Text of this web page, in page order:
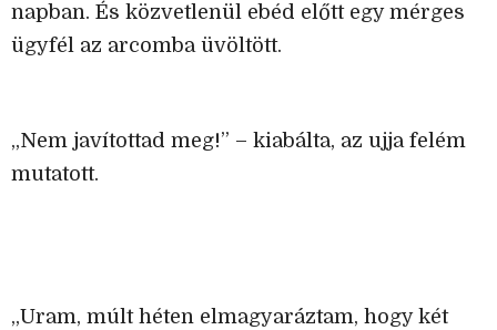
napban. És közvetlenül ebéd előtt egy mérges
ügyfél az arcomba üvöltött.
„Nem javítottad meg!” – kiabálta, az ujja felém
mutatott.
„Uram, múlt héten elmagyaráztam, hogy két